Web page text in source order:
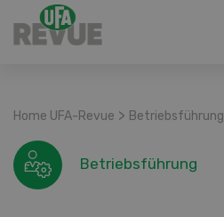
Home UFA-Revue > Betriebsführung
Betriebsführung